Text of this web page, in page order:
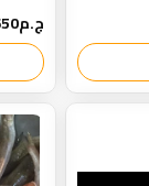
ج.م650